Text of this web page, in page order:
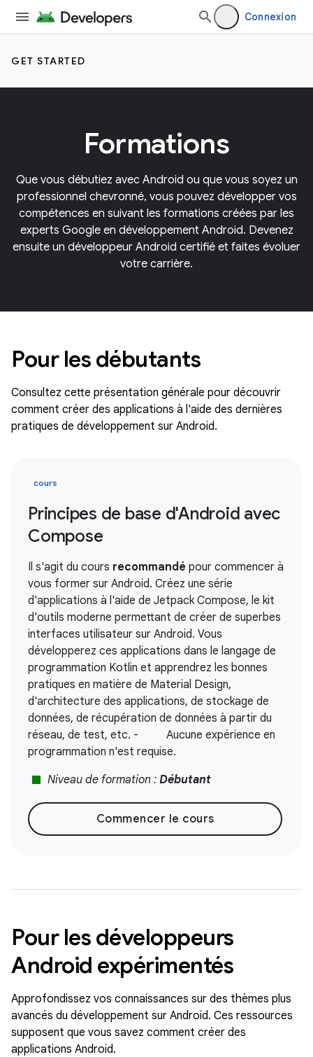
Connexion
GET STARTED
Formations
Que vous débutiez avec Android ou que vous soyez un
professionnel chevronné, vous pouvez développer vos
compétences en suivant les formations créées par les
experts Google en développement Android. Devenez
ensuite un développeur Android certifié et faites évoluer
votre carrière.
Pour les débutants
Consultez cette présentation générale pour découvrir
comment créer des applications à l'aide des dernières
pratiques de développement sur Android.
cours
Principes de base d'Android avec
Compose
Il s'agit du cours recommandé pour commencer à
vous former sur Android. Créez une série
d'applications à l'aide de Jetpack Compose, le kit
d'outils moderne permettant de créer de superbes
interfaces utilisateur sur Android. Vous
développerez ces applications dans le langage de
programmation Kotlin et apprendrez les bonnes
pratiques en matière de Material Design,
d'architecture des applications, de stockage de
données, de récupération de données à partir du
réseau, de test, etc. - Aucune expérience en
programmation n'est requise.
stop Niveau de formation : Débutant
Commencer le cours
Pour les développeurs
Android expérimentés
Approfondissez vos connaissances sur des thèmes plus
avancés du développement sur Android. Ces ressources
supposent que vous savez comment créer des
applications Android.